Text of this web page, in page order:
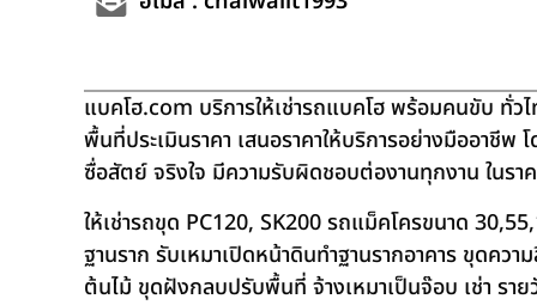
แบคโฮ.com บริการให้เช่ารถแบคโฮ พร้อมคนขับ ทั่ว
พื้นที่ประเมินราคา เสนอราคาให้บริการอย่างมืออาชี
ซื่อสัตย์ จริงใจ มีความรับผิดชอบต่องานทุกงาน ในรา
ให้เช่ารถขุด PC120, SK200 รถแม็คโครขนาด
ฐานราก รับเหมาเปิดหน้าดินทำฐานรากอาคาร ขุดค
ต้นไม้ ขุดฝังกลบปรับพื้นที่ จ้างเหมาเป็นจ๊อบ เช่า ราย